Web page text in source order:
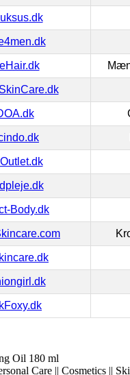
Body.dk
Oil 180 ml
Care || Cosmetics ||